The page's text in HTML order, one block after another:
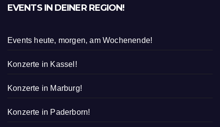
EVENTS IN DEINER REGION!
Events heute, morgen, am Wochenende!
Konzerte in Kassel!
Konzerte in Marburg!
Konzerte in Paderborn!